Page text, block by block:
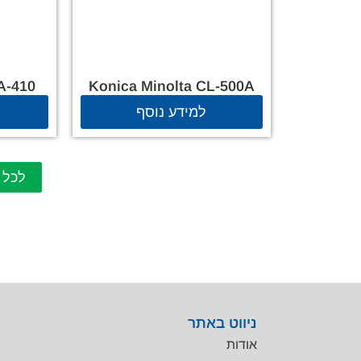
410
Konica Minolta CL-500A
למידע נוסף
ניווט באתר
אודות